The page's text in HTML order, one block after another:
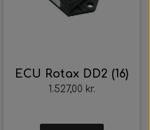
ECU Rotax DD2 (16)
1.527,00 kr.